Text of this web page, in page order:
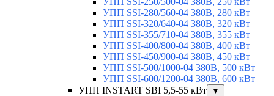
УПП SSI-280/560-04 380В, 280 кВт
УПП SSI-320/640-04 380В, 320 кВт
УПП SSI-355/710-04 380В, 355 кВт
УПП SSI-400/800-04 380В, 400 кВт
УПП SSI-450/900-04 380В, 450 кВт
УПП SSI-500/1000-04 380В, 500 кВт
УПП SSI-600/1200-04 380В, 600 кВт
УПП INSTART SBI 5,5-55 кВт
▼